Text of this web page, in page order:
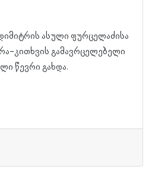
ასული ფურცელაძისა
კითხვის გამავრცელებელი
წევრი გახდა.